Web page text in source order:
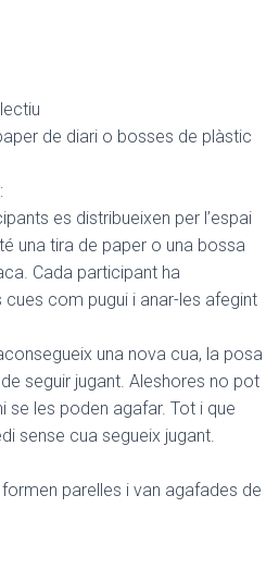
de diari o bosses de plàstic
:
es distribueixen per l’espai
una tira de paper o una bossa
Cada participant ha
cues com pugui i anar-les afegint
una nova cua, la posa
seguir jugant. Aleshores no pot
se les poden agafar. Tot i que
sense cua segueix jugant.
parelles i van agafades de